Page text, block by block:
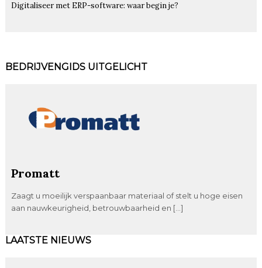
Digitaliseer met ERP-software: waar begin je?
BEDRIJVENGIDS UITGELICHT
Promatt
Zaagt u moeilijk verspaanbaar materiaal of stelt u hoge eisen
aan nauwkeurigheid, betrouwbaarheid en […]
LAATSTE NIEUWS